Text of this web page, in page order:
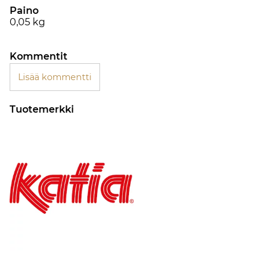
Paino
0,05 kg
Kommentit
Lisää kommentti
Tuotemerkki